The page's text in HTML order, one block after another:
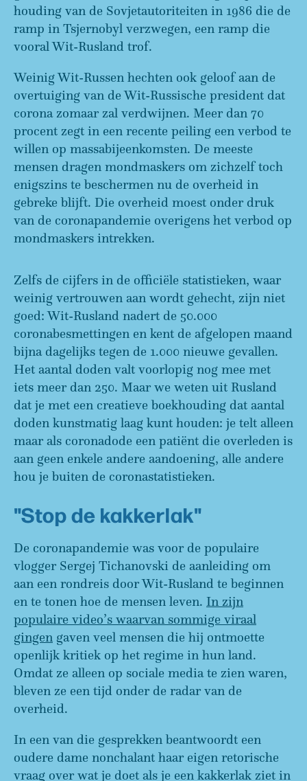
houding van de Sovjetautoriteiten in 1986 die de
ramp in Tsjernobyl verzwegen, een ramp die
vooral Wit-Rusland trof.
Weinig Wit-Russen hechten ook geloof aan de
overtuiging van de Wit-Russische president dat
corona zomaar zal verdwijnen. Meer dan 70
procent zegt in een recente peiling een verbod te
willen op massabijeenkomsten. De meeste
mensen dragen mondmaskers om zichzelf toch
enigszins te beschermen nu de overheid in
gebreke blijft. Die overheid moest onder druk
van de coronapandemie overigens het verbod op
mondmaskers intrekken.
Zelfs de cijfers in de officiële statistieken, waar
weinig vertrouwen aan wordt gehecht, zijn niet
goed: Wit-Rusland nadert de 50.000
coronabesmettingen en kent de afgelopen maand
bijna dagelijks tegen de 1.000 nieuwe gevallen.
Het aantal doden valt voorlopig nog mee met
iets meer dan 250. Maar we weten uit Rusland
dat je met een creatieve boekhouding dat aantal
doden kunstmatig laag kunt houden: je telt alleen
maar als coronadode een patiënt die overleden is
aan geen enkele andere aandoening, alle andere
hou je buiten de coronastatistieken.
"Stop de kakkerlak"
De coronapandemie was voor de populaire
vlogger Sergej Tichanovski de aanleiding om
aan een rondreis door Wit-Rusland te beginnen
en te tonen hoe de mensen leven. In zijn
populaire video’s waarvan sommige viraal
gingen gaven veel mensen die hij ontmoette
openlijk kritiek op het regime in hun land.
Omdat ze alleen op sociale media te zien waren,
bleven ze een tijd onder de radar van de
overheid.
In een van die gesprekken beantwoordt een
oudere dame nonchalant haar eigen retorische
vraag over wat je doet als je een kakkerlak ziet in